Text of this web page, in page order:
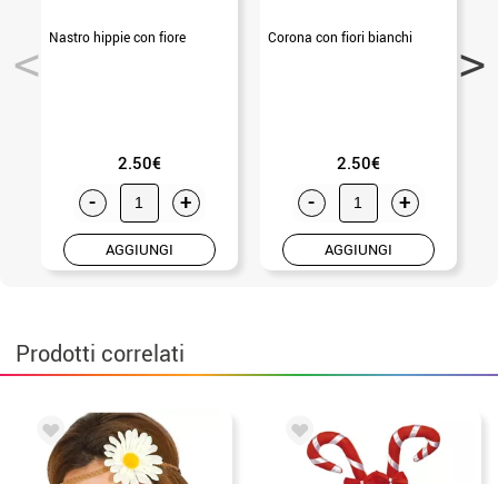
Nastro hippie con fiore
2.50€
- +
AGGIUNGI
Corona con fiori bianchi
2.50€
- +
AGGIUNGI
Prodotti correlati